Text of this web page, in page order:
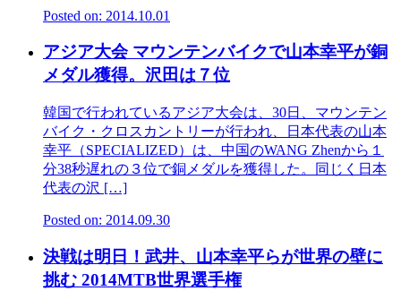
Posted on: 2014.10.01
アジア大会 マウンテンバイクで山本幸平が銅
メダル獲得。沢田は７位
韓国で行われているアジア大会は、30日、マウンテン
バイク・クロスカントリーが行われ、日本代表の山本
幸平（SPECIALIZED）は、中国のWANG Zhenから１
分38秒遅れの３位で銅メダルを獲得した。同じく日本
代表の沢 […]
Posted on: 2014.09.30
決戦は明日！武井、山本幸平らが世界の壁に
挑む 2014MTB世界選手権